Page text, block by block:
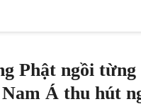
Phật ngồi từng
Á thu hút